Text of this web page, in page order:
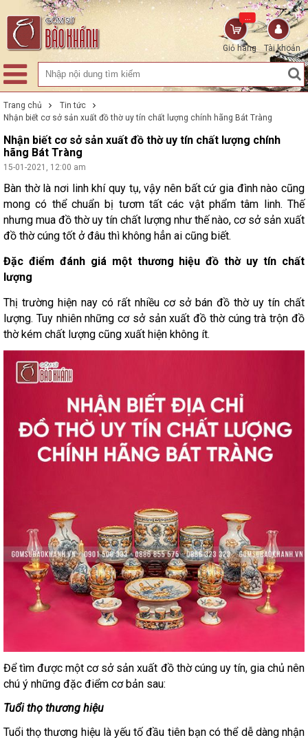
Tài khoản
Giỏ hàng
...
Trang chủ
Tin tức
Nhận biết cơ sở sản xuất đồ thờ uy tín chất lượng chính hãng Bát Tràng
Nhận biết cơ sở sản xuất đồ thờ uy tín chất lượng chính
hãng Bát Tràng
15-01-2021, 12:00 am
Bàn thờ là nơi linh khí quy tụ, vậy nên bất cứ gia đình nào cũng
mong có thể chuẩn bị tươm tất các vật phẩm tâm linh. Thế
nhưng mua đồ thờ uy tín chất lượng như thế nào, cơ sở sản xuất
đồ thờ cúng tốt ở đâu thì không hẳn ai cũng biết.
Đặc điểm đánh giá một thương hiệu đồ thờ uy tín chất
lượng
Thị trường hiện nay có rất nhiều cơ sở bán đồ thờ uy tín chất
lượng. Tuy nhiên những cơ sở sản xuất đồ thờ cúng trà trộn đồ
thờ kém chất lượng cũng xuất hiện không ít.
Để tìm được một cơ sở sản xuất đồ thờ cúng uy tín, gia chủ nên
chú ý những đặc điểm cơ bản sau:
Tuổi thọ thương hiệu
Tuổi thọ thương hiệu là yếu tố đầu tiên bạn có thể dễ dàng nhận